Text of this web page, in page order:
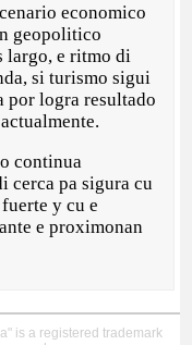
economico
geopolitico
largo, e ritmo di
si turismo sigui
por logra resultado
continua
cerca pa sigura cu
y cu e
e proximonan
is a registered trademark